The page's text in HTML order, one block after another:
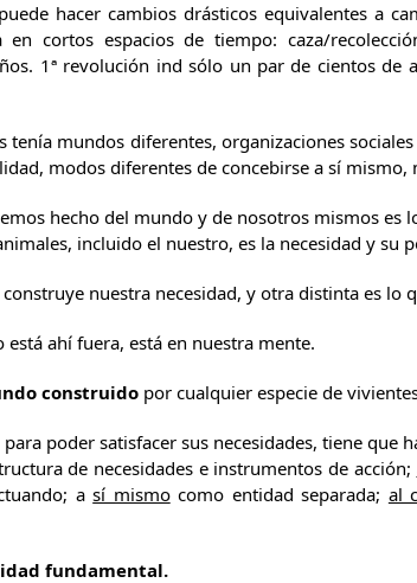
hacer cambios drásticos equivalentes a
cortos espacios de tiempo: caza/
1ª revolución ind sólo un par de cientos de
tenía mundos diferentes, organizaciones
modos diferentes de concebirse a sí
hecho del mundo y de nosotros mismos es
incluido el nuestro, es la necesidad y su
nuestra necesidad, y otra distinta es lo
ahí fuera, está en nuestra mente.
construido por cualquier especie de
poder satisfacer sus necesidades, tiene que
de necesidades e instrumentos de acción;
así mismocomo entidad separada; al
fundamental.